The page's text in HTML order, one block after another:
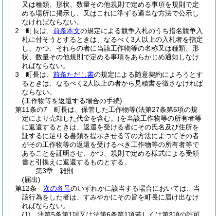
又は種類、形状、数量その他規則で定める事項を規則で定
める場所に掲示し、又はこれに準ずる適当な方法で公示し
なければならない。
2
町長は、 前条本文の規定による競争入札のうち指名競争入
札に付そうとするときは、なるべく3人以上の入札者を指定
し、かつ、それらの者に当該工作物等の名称又は種類、形
状、数量その他規則で定める事項をあらかじめ通知しなけ
ればならない。
3
町長は、 前条ただし書の規定による随意契約によろうとす
るときは、なるべく2人以上の者から見積書を徴さなければ
ならない。
(工作物等を返還する場合の手続)
第11条の7
町長は、保管した工作物等(法第27条第6項の規
定により売却した代金を含む。)を当該工作物等の所有者等
に返還するときは、返還を受ける者にその氏名及び住所を
証するに足りる書類を提示させる等の方法によつてその者
がその工作物等の返還を受けるべき工作物等の所有者等で
あることを証明させ、かつ、規則で定める様式による受領
書と引換えに返還するものとする。
第3章
雑則
(届出)
第12条
次の各号のいずれかに該当する場合においては、当
該行為をした者は、すみやかにその旨を町長に届け出なけ
ればならない。